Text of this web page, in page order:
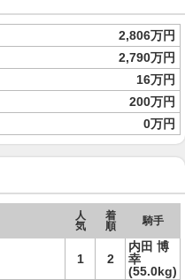
2,806万円
2,790万円
16万円
200万円
0万円
人
気
着
順
騎手
1 2
内田 博
幸
(55.0kg)